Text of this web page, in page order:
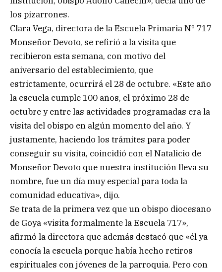
los pizarrones.
Clara Vega, directora de la Escuela Primaria Nº 717
Monseñor Devoto, se refirió a la visita que
recibieron esta semana, con motivo del
aniversario del establecimiento, que
estrictamente, ocurrirá el 28 de octubre. «Este año
la escuela cumple 100 años, el próximo 28 de
octubre y entre las actividades programadas era la
visita del obispo en algún momento del año. Y
justamente, haciendo los trámites para poder
conseguir su visita, coincidió con el Natalicio de
Monseñor Devoto que nuestra institución lleva su
nombre, fue un día muy especial para toda la
comunidad educativa», dijo.
Se trata de la primera vez que un obispo diocesano
de Goya «visita formalmente la Escuela 717»,
afirmó la directora que además destacó que «él ya
conocía la escuela porque había hecho retiros
espirituales con jóvenes de la parroquia. Pero con